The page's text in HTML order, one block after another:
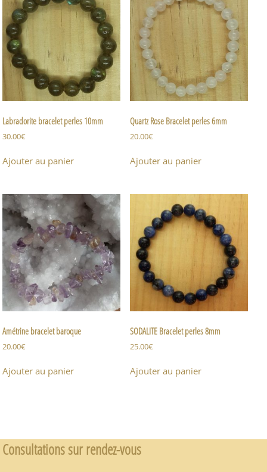
Labradorite bracelet perles 10mm
30.00€
Ajouter au panier
Quartz Rose Bracelet perles 6mm
20.00€
Ajouter au panier
Amétrine bracelet baroque
20.00€
Ajouter au panier
SODALITE Bracelet perles 8mm
25.00€
Ajouter au panier
Consultations sur rendez-vous